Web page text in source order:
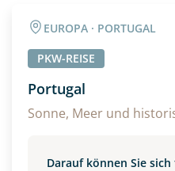
EUROPA · PORTUGAL
PKW-REISE
Portugal
Sonne, Meer und
Darauf können Sie sich
Alter